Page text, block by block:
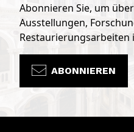
Abonnieren Sie, um
Ausstellungen,
ABONNIEREN